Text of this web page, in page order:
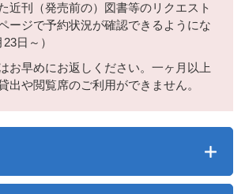
近刊（発売前の）図書等のリクエスト
ージで予約状況が確認できるようにな
日～）
お早めにお返しください。一ヶ月以上
出や閲覧席のご利用ができません。